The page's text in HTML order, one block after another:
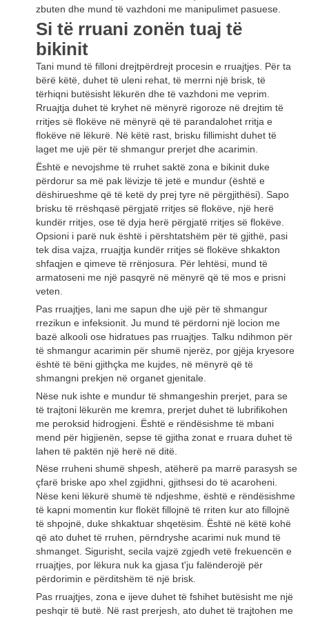
zbuten dhe mund të vazhdoni me manipulimet pasuese.
Si të rruani zonën tuaj të
bikinit
Tani mund të filloni drejtpërdrejt procesin e rruajtjes. Për ta
bërë këtë, duhet të uleni rehat, të merrni një brisk, të
tërhiqni butësisht lëkurën dhe të vazhdoni me veprim.
Rruajtja duhet të kryhet në mënyrë rigoroze në drejtim të
rritjes së flokëve në mënyrë që të parandalohet rritja e
flokëve në lëkurë. Në këtë rast, brisku fillimisht duhet të
laget me ujë për të shmangur prerjet dhe acarimin.
Është e nevojshme të rruhet saktë zona e bikinit duke
përdorur sa më pak lëvizje të jetë e mundur (është e
dëshirueshme që të ketë dy prej tyre në përgjithësi). Sapo
brisku të rrëshqasë përgjatë rritjes së flokëve, një herë
kundër rritjes, ose të dyja herë përgjatë rritjes së flokëve.
Opsioni i parë nuk është i përshtatshëm për të gjithë, pasi
tek disa vajza, rruajtja kundër rritjes së flokëve shkakton
shfaqjen e qimeve të rrënjosura. Për lehtësi, mund të
armatoseni me një pasqyrë në mënyrë që të mos e prisni
veten.
Pas rruajtjes, lani me sapun dhe ujë për të shmangur
rrezikun e infeksionit. Ju mund të përdorni një locion me
bazë alkooli ose hidratues pas rruajtjes. Talku ndihmon për
të shmangur acarimin për shumë njerëz, por gjëja kryesore
është të bëni gjithçka me kujdes, në mënyrë që të
shmangni prekjen në organet gjenitale.
Nëse nuk ishte e mundur të shmangeshin prerjet, para se
të trajtoni lëkurën me kremra, prerjet duhet të lubrifikohen
me peroksid hidrogjeni. Është e rëndësishme të mbani
mend për higjienën, sepse të gjitha zonat e rruara duhet të
lahen të paktën një herë në ditë.
Nëse rruheni shumë shpesh, atëherë pa marrë parasysh se
çfarë briske apo xhel zgjidhni, gjithsesi do të acaroheni.
Nëse keni lëkurë shumë të ndjeshme, është e rëndësishme
të kapni momentin kur flokët fillojnë të rriten kur ato fillojnë
të shpojnë, duke shkaktuar shqetësim. Është në këtë kohë
që ato duhet të rruhen, përndryshe acarimi nuk mund të
shmanget. Sigurisht, secila vajzë zgjedh vetë frekuencën e
rruajtjes, por lëkura nuk ka gjasa t'ju falënderojë për
përdorimin e përditshëm të një brisk.
Pas rruajtjes, zona e ijeve duhet të fshihet butësisht me një
peshqir të butë. Në rast prerjesh, ato duhet të trajtohen me